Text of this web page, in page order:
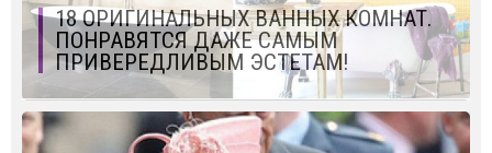
18 ОРИГИНАЛЬНЫХ ВАННЫХ КОМНАТ.
ПОНРАВЯТСЯ ДАЖЕ САМЫМ
ПРИВЕРЕДЛИВЫМ ЭСТЕТАМ!